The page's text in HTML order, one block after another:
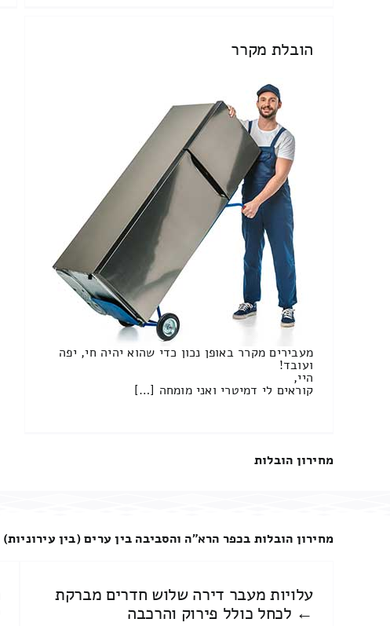
הובלת מקרר
מעבירים מקרר באופן נכון כדי שהוא יהיה חי, יפה
ועובד!
היי,
קוראים לי דמיטרי ואני מומחה […]
מחירון הובלות
מחירון הובלות בכפר הרא"ה והסביבה בין ערים (בין עירוניות)
עלויות מעבר דירה שלוש חדרים מברקת
← לכחל כולל פירוק והרכבה